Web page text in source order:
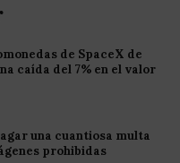
de SpaceX de
caída del 7% en el valor
una cuantiosa multa
prohibidas